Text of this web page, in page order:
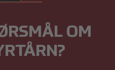
OM